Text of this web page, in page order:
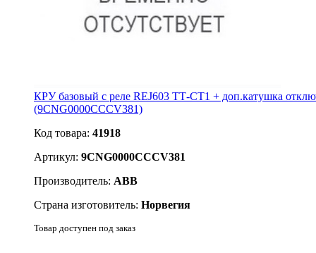
КРУ базовый с реле REJ603 ТТ-CT1 + доп.катушка
(9CNG0000CCCV381)
Код товара: 41918
Артикул: 9CNG0000CCCV381
Производитель: ABB
Страна изготовитель: Норвегия
Товар доступен под заказ